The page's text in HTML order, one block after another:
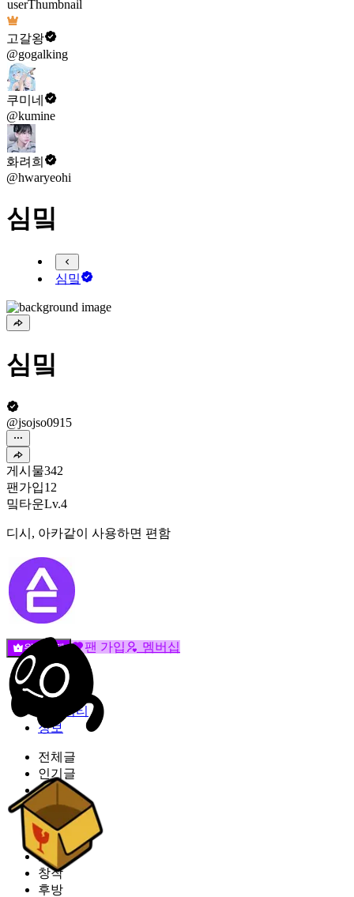
고갈왕
@gogalking
쿠미네
@kumine
화려희
@hwaryeohi
심밐
심밐
심밐
@jsojso0915
게시물342
팬가입12
밐타운Lv.4
디시, 아카같이 사용하면 편함
원픽선택 팬 가입 멤버십
밐타운
피드
커뮤니티
정보
전체글
인기글
공지
자유
유머
글카스
소식
창작
후방